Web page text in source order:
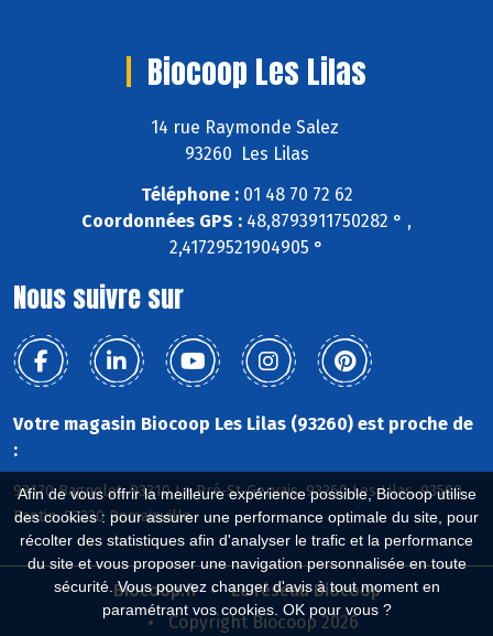
Afin de vous offrir la meilleure expérience possible, Biocoop utilise
des cookies : pour assurer une performance optimale du site, pour
récolter des statistiques afin d'analyser le trafic et la performance
du site et vous proposer une navigation personnalisée en toute
sécurité. Vous pouvez changer d'avis à tout moment en
paramétrant vos cookies. OK pour vous ?
Biocoop Les Lilas
14 rue Raymonde Salez
93260 Les Lilas
Téléphone :01 48 70 72 62
Coordonnées GPS : 48,8793911750282 ° ,
2,41729521904905 °
Nous suivre sur
Votre magasin Biocoop Les Lilas (93260) est proche de
:
93170 Bagnolet, 93310 Le Pré-St-Gervais, 93260 Les Lilas, 93500
Pantin, 93230 Romainville
Biocoop.fr
Le réseau Biocoop
Copyright Biocoop 2026